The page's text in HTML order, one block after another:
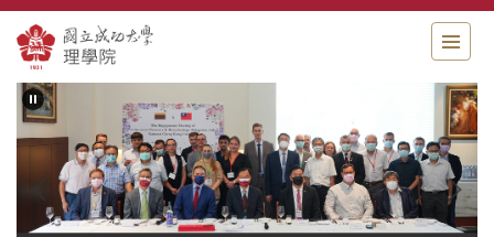
跳
到
主
要
內